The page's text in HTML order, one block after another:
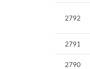
2792
2791
2790